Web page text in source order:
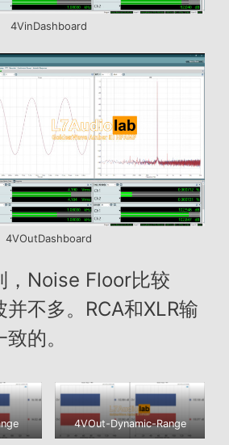
4VinDashboard
4VOutDashboard
，Noise Floor比较
不多。RCA和XLR输
的。
4VOut-Dynamic-Range